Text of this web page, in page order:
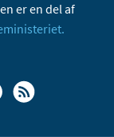
er en del af